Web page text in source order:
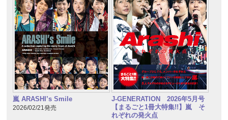
嵐 ARASHI’s Smile
2026/02/21発売
J-GENERATION 2026年5月号
【まるごと1冊大特集!!】嵐 そ
れぞれの発火点